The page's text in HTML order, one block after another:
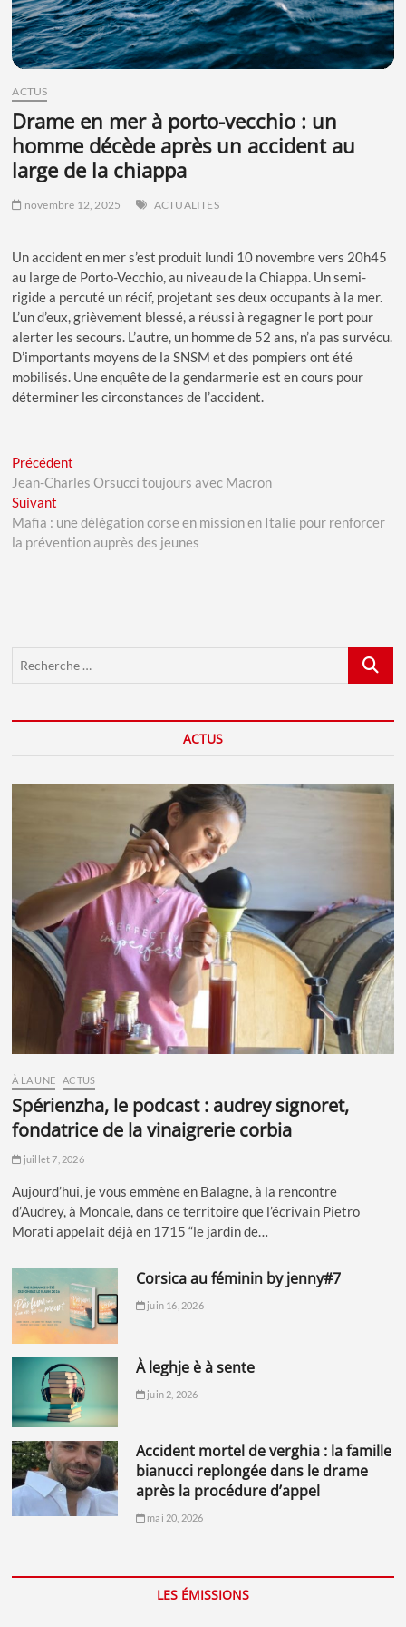
ACTUS
drame en mer à porto-vecchio : un
homme décède après un accident au
large de la chiappa
novembre 12, 2025 ACTUALITES
Un accident en mer s’est produit lundi 10 novembre vers 20h45
au large de Porto-Vecchio, au niveau de la Chiappa. Un semi-
rigide a percuté un récif, projetant ses deux occupants à la mer.
L’un d’eux, grièvement blessé, a réussi à regagner le port pour
alerter les secours. L’autre, un homme de 52 ans, n’a pas survécu.
D’importants moyens de la SNSM et des pompiers ont été
mobilisés. Une enquête de la gendarmerie est en cours pour
déterminer les circonstances de l’accident.
Navigation
de
l’article
Précédent
post:
Jean-Charles Orsucci toujours avec Macron
Suivant
post:
Mafia : une délégation corse en mission en Italie pour renforcer
la prévention auprès des jeunes
ACTUS
À LA UNE ACTUS
spérienzha, le podcast : audrey signoret,
fondatrice de la vinaigrerie corbia
juillet 7, 2026
Aujourd’hui, je vous emmène en Balagne, à la rencontre
d’Audrey, à Moncale, dans ce territoire que l’écrivain Pietro
Morati appelait déjà en 1715 “le jardin de…
corsica au féminin by jenny#7
juin 16, 2026
à leghje è à sente
juin 2, 2026
accident mortel de verghia : la famille
bianucci replongée dans le drame
après la procédure d’appel
mai 20, 2026
LES ÉMISSIONS